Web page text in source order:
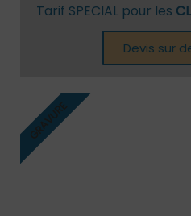
Tarif SPECIAL pour les
Devis sur
GRAVURE